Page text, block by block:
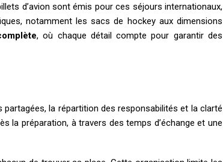
d’avion sont émis pour ces séjours internationaux,
notamment les sacs de hockey aux dimensions
, où chaque détail compte pour garantir des
partagées, la répartition des responsabilités et la clarté
la préparation, à travers des temps d’échange et une